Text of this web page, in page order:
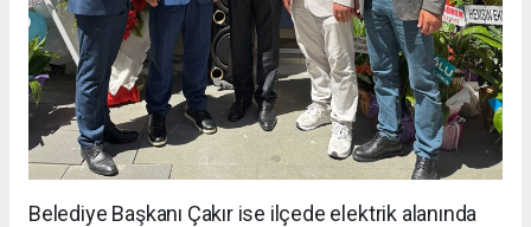
Belediye Başkanı Çakır ise ilçede elektrik alanında